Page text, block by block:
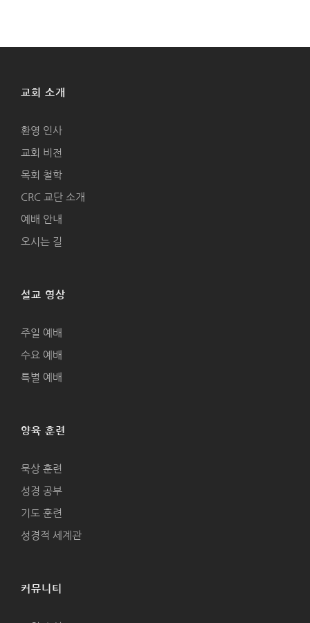
교회 소개
환영 인사
교회 비전
목회 철학
CRC 교단 소개
예배 안내
오시는 길
설교 영상
주일 예배
수요 예배
특별 예배
양육 훈련
묵상 훈련
성경 공부
기도 훈련
성경적 세계관
커뮤니티